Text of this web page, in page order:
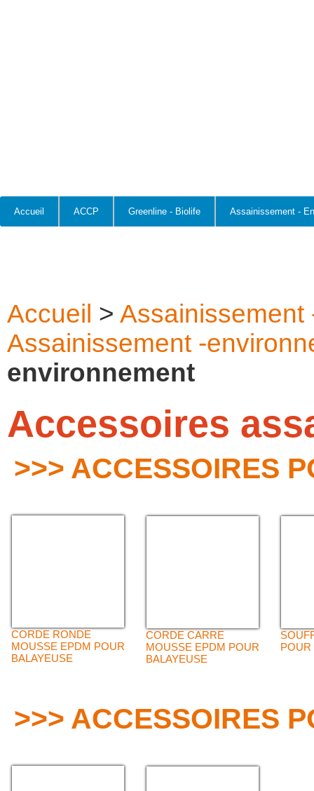
Accueil ACCP Greenline - Biolife Assainissement -
Accueil > Assainissement
Assainissement -
environnement
Accessoires
>>> ACCESSOIRES
CORDE RONDE
MOUSSE EPDM POUR
BALAYEUSE
CORDE CARRE
MOUSSE EPDM POUR
BALAYEUSE
POUR
>>> ACCESSOIRES